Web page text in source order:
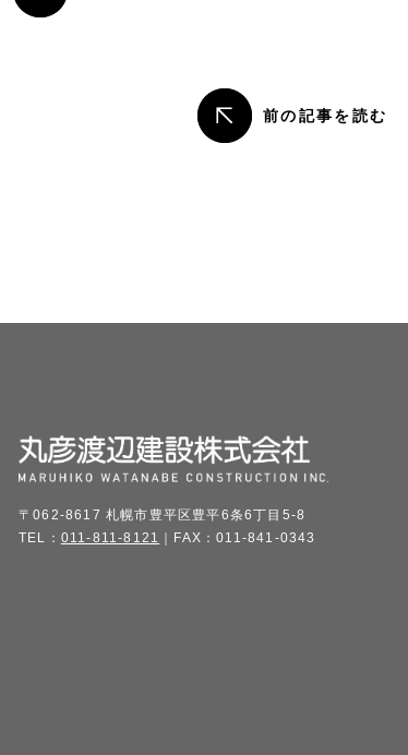
前の記事を読む
〒062-8617 札幌市豊平区豊平6条6丁目5-8
TEL： 011-811-8121 ｜FAX：011-841-0343